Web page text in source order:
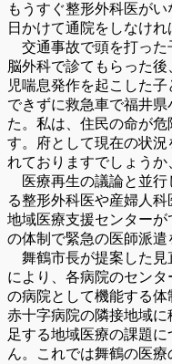
もうすぐ整形外科医が
日かけて通院をしなけれ
交通事故で頭を打った
脳外科で診てもらった
児喘息発作を起こした
できずに救急車で福井
た。私は、住民の命が
す。府として現在の状
れておりますでしょうか
医療再生の議論と並行
る整形外科医や産婦人科
地域医療支援センター
の体制で緊急の医師派遣
舞鶴市長が提案した見
により、各病院のセン
の病院として機能する
赤十字病院の隣接地域
足する地域医療の課題
ん。これでは舞鶴の医